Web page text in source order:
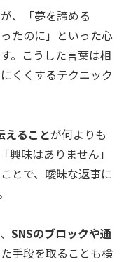
、「夢を諦める
たのに」といった心
。こうした言葉は相
くくするテクニック
えることが何よりも
興味はありません」
とで、曖昧な返事に
SNSのブロックや通
手段を取ることも検